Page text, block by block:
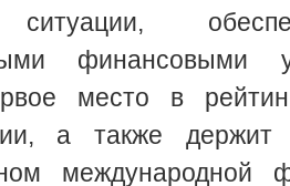
ситуации,
финансовыми
место в
а также держит
международной